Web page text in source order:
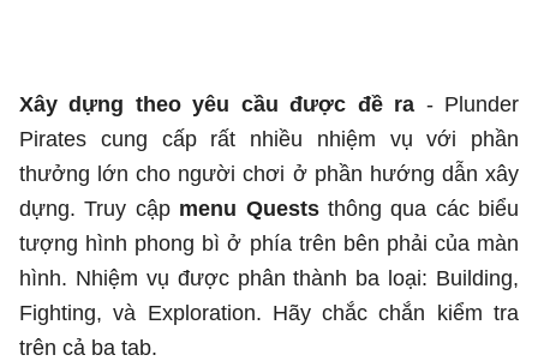
Xây dựng theo yêu cầu được đề ra - Plunder
Pirates cung cấp rất nhiều nhiệm vụ với phần
thưởng lớn cho người chơi ở phần hướng dẫn xây
dựng. Truy cập menu Queststhông qua các biểu
tượng hình phong bì ở phía trên bên phải của màn
hình. Nhiệm vụ được phân thành ba loại: Building,
Fighting, và Exploration. Hãy chắc chắn kiểm tra
trên cả ba tab.